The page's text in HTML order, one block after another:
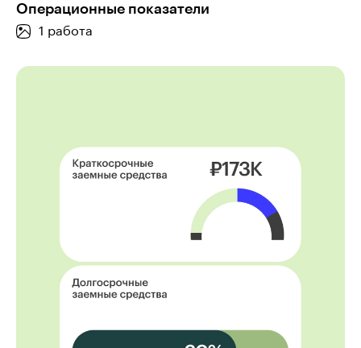
Операционные показатели
1 работа